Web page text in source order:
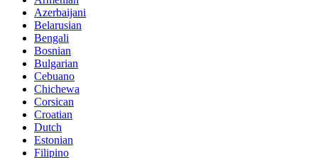
Azerbaijani
Belarusian
Bengali
Bosnian
Bulgarian
Cebuano
Chichewa
Corsican
Croatian
Dutch
Estonian
Filipino